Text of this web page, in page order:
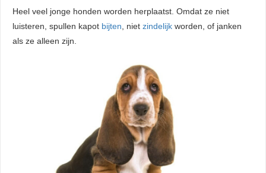
Heel veel jonge honden worden herplaatst. Omdat ze niet
luisteren, spullen kapot bijten , niet zindelijk worden, of janken
als ze alleen zijn.